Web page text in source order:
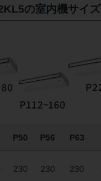
の室内機サイズ
P50 P56 P63
230 230 230